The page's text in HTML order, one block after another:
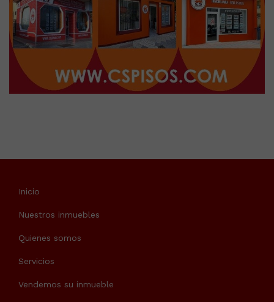
Inicio
Nuestros inmuebles
Quienes somos
Servicios
Vendemos su inmueble